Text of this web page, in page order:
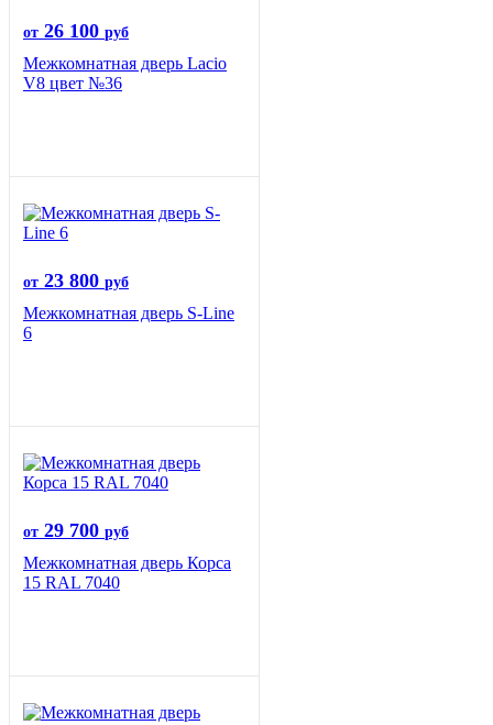
от 26 100 руб
Межкомнатная дверь Lacio
V8 цвет №36
от 23 800 руб
Межкомнатная дверь S-Line
6
от 29 700 руб
Межкомнатная дверь Корса
15 RAL 7040